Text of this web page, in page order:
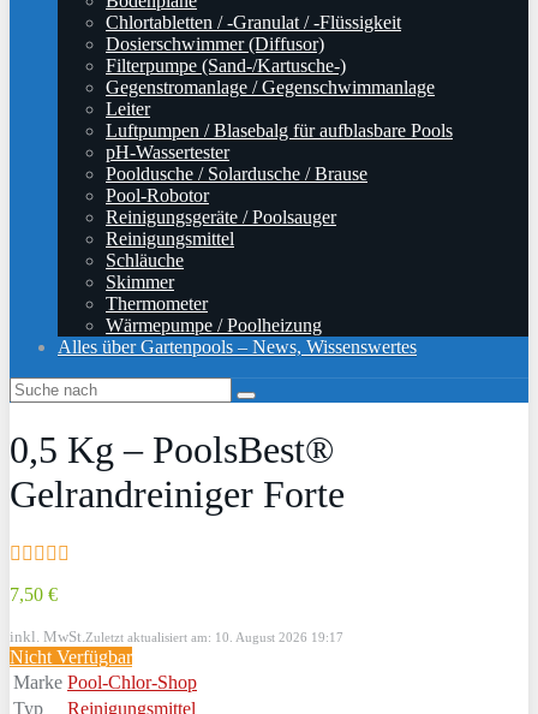
Chlortabletten / -Granulat / -Flüssigkeit
Dosierschwimmer (Diffusor)
Filterpumpe (Sand-/Kartusche-)
Gegenstromanlage / Gegenschwimmanlage
Leiter
Luftpumpen / Blasebalg für aufblasbare Pools
pH-Wassertester
Pooldusche / Solardusche / Brause
Pool-Robotor
Reinigungsgeräte / Poolsauger
Reinigungsmittel
Schläuche
Skimmer
Thermometer
Wärmepumpe / Poolheizung
Alles über Gartenpools – News, Wissenswertes
0,5 Kg – PoolsBest®
Gelrandreiniger Forte
7,50 €
inkl. MwSt. Zuletzt aktualisiert am: 10. August 2026 19:17
Nicht Verfügbar
Marke Pool-Chlor-Shop
Typ
Reinigungsmittel